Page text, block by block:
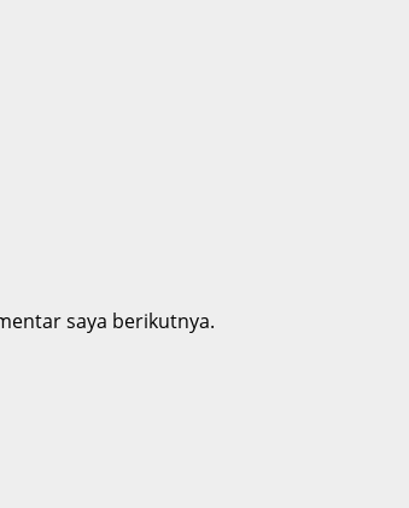
saya berikutnya.